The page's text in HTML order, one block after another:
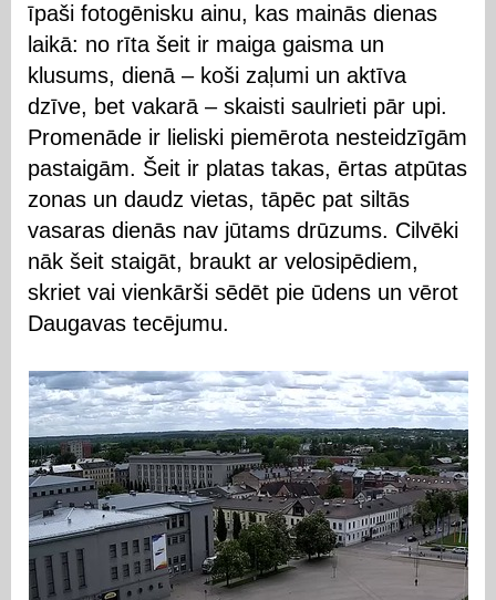
īpaši fotogēnisku ainu, kas mainās dienas
laikā: no rīta šeit ir maiga gaisma un
klusums, dienā – koši zaļumi un aktīva
dzīve, bet vakarā – skaisti saulrieti pār upi.
Promenāde ir lieliski piemērota nesteidzīgām
pastaigām. Šeit ir platas takas, ērtas atpūtas
zonas un daudz vietas, tāpēc pat siltās
vasaras dienās nav jūtams drūzums. Cilvēki
nāk šeit staigāt, braukt ar velosipēdiem,
skriet vai vienkārši sēdēt pie ūdens un vērot
Daugavas tecējumu.